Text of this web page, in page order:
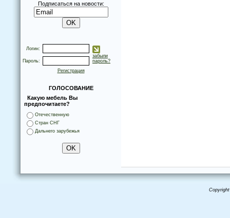
Подписаться на новости:
Логин:
Пароль:
забыли
пароль?
Регистрация
ГОЛОСОВАНИЕ
Какую мебель Вы
предпочитаете?
Отечественную
Стран СНГ
Дальнего зарубежья